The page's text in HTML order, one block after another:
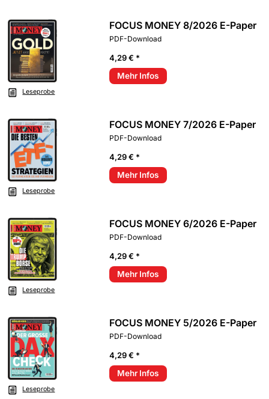
Leseprobe
FOCUS MONEY 8/2026 E-Paper
PDF-Download
4,29 € *
Mehr Infos
Leseprobe
FOCUS MONEY 7/2026 E-Paper
PDF-Download
4,29 € *
Mehr Infos
Leseprobe
FOCUS MONEY 6/2026 E-Paper
PDF-Download
4,29 € *
Mehr Infos
Leseprobe
FOCUS MONEY 5/2026 E-Paper
PDF-Download
4,29 € *
Mehr Infos